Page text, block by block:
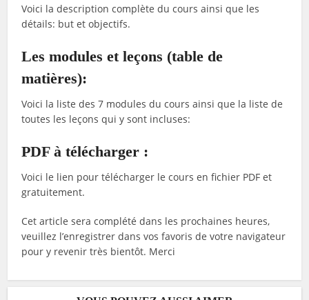
Voici la description complète du cours ainsi que les
détails: but et objectifs.
Les modules et leçons (table de
matières):
Voici la liste des 7 modules du cours ainsi que la liste de
toutes les leçons qui y sont incluses:
PDF à télécharger :
Voici le lien pour télécharger le cours en fichier PDF et
gratuitement.
Cet article sera complété dans les prochaines heures,
veuillez l’enregistrer dans vos favoris de votre navigateur
pour y revenir très bientôt. Merci